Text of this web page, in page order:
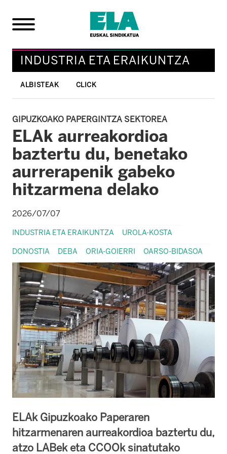
INDUSTRIA ETA ERAIKUNTZA
ALBISTEAK CLICK
GIPUZKOAKO PAPERGINTZA SEKTOREA
ELAk aurreakordioa
baztertu du, benetako
aurrerapenik gabeko
hitzarmena delako
2026/07/07
INDUSTRIA ETA ERAIKUNTZA UROLA-KOSTA
DONOSTIA DEBA ORIA-GOIERRI OARSO-BIDASOA
ELAk Gipuzkoako Paperaren
hitzarmenaren aurreakordioa baztertu du,
atzo LABek eta CCOOk sinatutako